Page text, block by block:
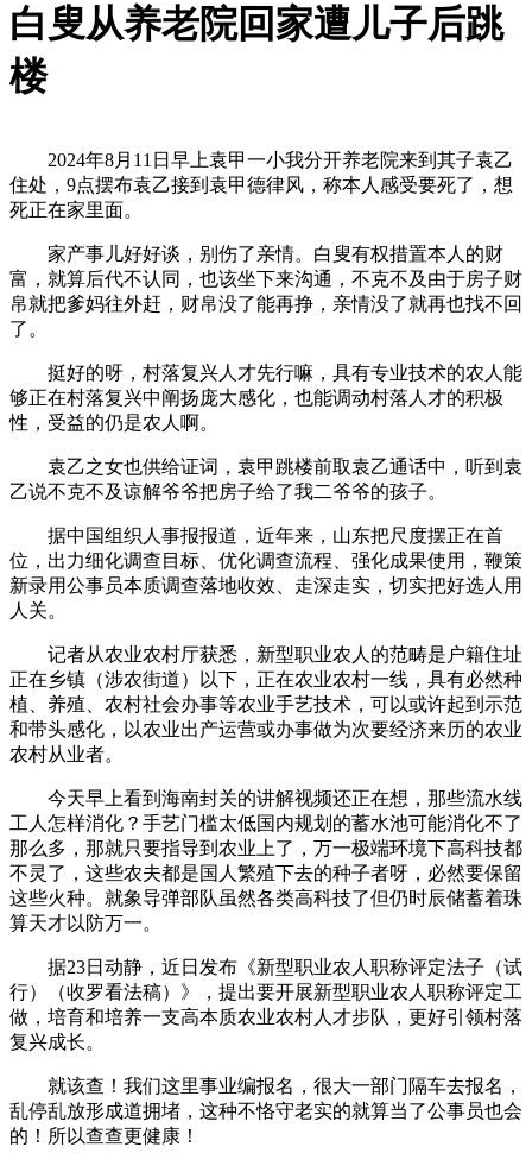
白叟从养老院回家遭儿子后跳
楼
2024年8月11日早上袁甲一小我分开养老院来到其子袁乙
住处，9点摆布袁乙接到袁甲德律风，称本人感受要死了，想
死正在家里面。
家产事儿好好谈，别伤了亲情。白叟有权措置本人的财
富，就算后代不认同，也该坐下来沟通，不克不及由于房子财
帛就把爹妈往外赶，财帛没了能再挣，亲情没了就再也找不回
了。
挺好的呀，村落复兴人才先行嘛，具有专业技术的农人能
够正在村落复兴中阐扬庞大感化，也能调动村落人才的积极
性，受益的仍是农人啊。
袁乙之女也供给证词，袁甲跳楼前取袁乙通话中，听到袁
乙说不克不及谅解爷爷把房子给了我二爷爷的孩子。
据中国组织人事报报道，近年来，山东把尺度摆正在首
位，出力细化调查目标、优化调查流程、强化成果使用，鞭策
新录用公事员本质调查落地收效、走深走实，切实把好选人用
人关。
记者从农业农村厅获悉，新型职业农人的范畴是户籍住址
正在乡镇（涉农街道）以下，正在农业农村一线，具有必然种
植、养殖、农村社会办事等农业手艺技术，可以或许起到示范
和带头感化，以农业出产运营或办事做为次要经济来历的农业
农村从业者。
今天早上看到海南封关的讲解视频还正在想，那些流水线
工人怎样消化？手艺门槛太低国内规划的蓄水池可能消化不了
那么多，那就只要指导到农业上了，万一极端环境下高科技都
不灵了，这些农夫都是国人繁殖下去的种子者呀，必然要保留
这些火种。就象导弹部队虽然各类高科技了但仍时辰储蓄着珠
算天才以防万一。
据23日动静，近日发布《新型职业农人职称评定法子（试
行）（收罗看法稿）》，提出要开展新型职业农人职称评定工
做，培育和培养一支高本质农业农村人才步队，更好引领村落
复兴成长。
就该查！我们这里事业编报名，很大一部门隔车去报名，
乱停乱放形成道拥堵，这种不恪守老实的就算当了公事员也会
的！所以查查更健康！